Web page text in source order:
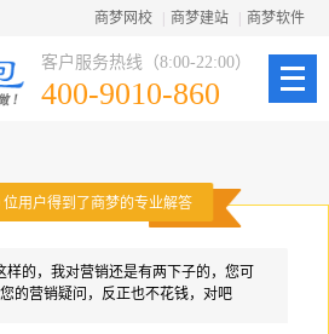
商梦网校 商梦建站 商梦软件
客户服务热线（8:00-22:00）
400-9010-860
位用户得到了商梦的专业解答
样的，我对营销还是有两下子的，您可
的营销疑问，反正也不花钱，对吧